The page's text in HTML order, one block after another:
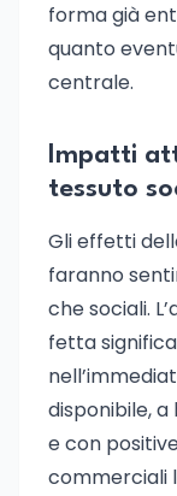
forma già
quanto
centrale.
Impatti
tessuto
Gli effetti
faranno
che sociali.
fetta
disponibile,
e con
commerciali